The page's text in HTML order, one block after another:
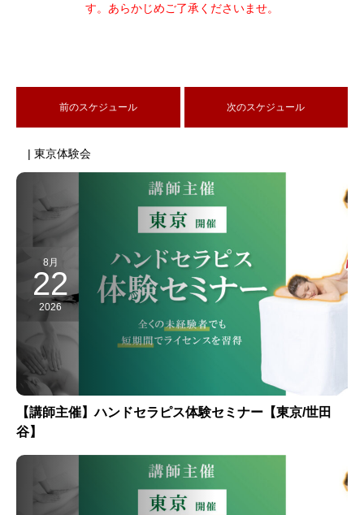
す。あらかじめご了承くださいませ。
前のスケジュール 次のスケジュール
| 東京体験会
8月
22
2026
【講師主催】ハンドセラピス体験セミナー【東京/世田
谷】